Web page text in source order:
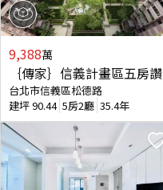
9,388萬
｛傳家｝信義計畫區五房讚
台北市信義區松德路
建坪90.44 5房2廳 35.4年